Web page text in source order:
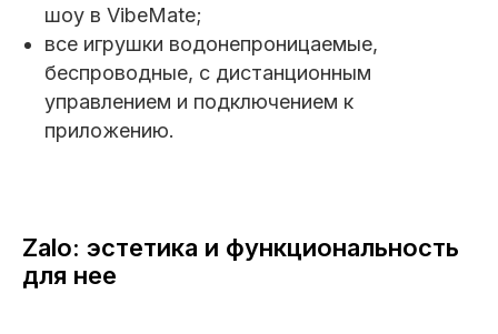
шоу в VibeMate;
все игрушки водонепроницаемые,
беспроводные, с дистанционным
управлением и подключением к
приложению.
Zalo: эстетика и функциональность
для нее